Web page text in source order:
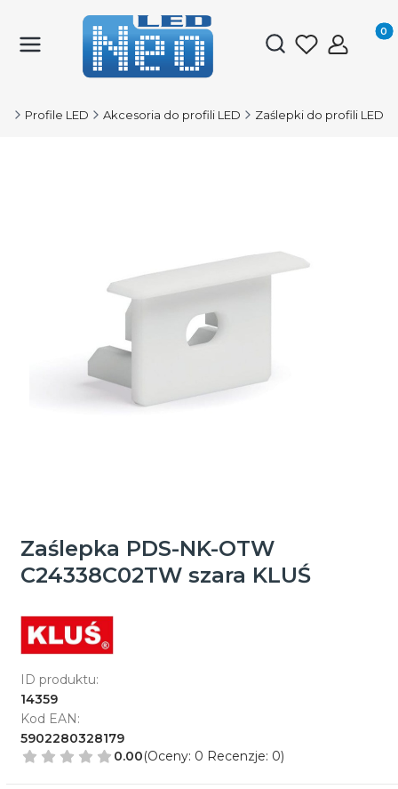
Otwórz
Profile LED Akcesoria do profili LED Zaślepki do profili LED
Zaślepka PDS-NK-OTW
C24338C02TW szara KLUŚ
ID produktu:
14359
Kod EAN:
5902280328179
0.00(Oceny: 0 Recenzje: 0)